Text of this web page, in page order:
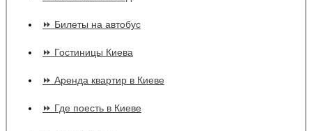
⏩ Билеты на автобус
⏩ Гостиницы Киева
⏩ Аренда квартир в Киеве
⏩ Где поесть в Киеве